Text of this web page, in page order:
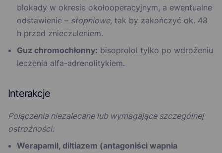
blokady w okresie okołooperacyjnym, a ewentualne
odstawienie – stopniowe, tak by zakończyć ok. 48
h przed znieczuleniem.
Guz chromochłonny: bisoprolol tylko po wdrożeniu
leczenia alfa-adrenolitykiem.
Interakcje
Połączenia niezalecane lub wymagające szczególnej
ostrożności:
Werapamil, diltiazem (antagoniści wapnia